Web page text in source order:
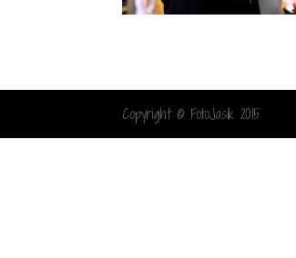
Copyright © FotoJasik 2015